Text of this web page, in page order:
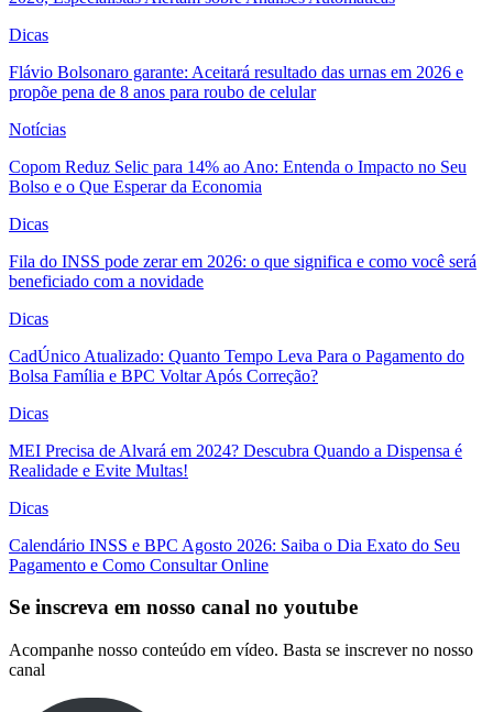
Dicas
Flávio Bolsonaro garante: Aceitará resultado das urnas em 2026 e
propõe pena de 8 anos para roubo de celular
Notícias
Copom Reduz Selic para 14% ao Ano: Entenda o Impacto no Seu
Bolso e o Que Esperar da Economia
Dicas
Fila do INSS pode zerar em 2026: o que significa e como você será
beneficiado com a novidade
Dicas
CadÚnico Atualizado: Quanto Tempo Leva Para o Pagamento do
Bolsa Família e BPC Voltar Após Correção?
Dicas
MEI Precisa de Alvará em 2024? Descubra Quando a Dispensa é
Realidade e Evite Multas!
Dicas
Calendário INSS e BPC Agosto 2026: Saiba o Dia Exato do Seu
Pagamento e Como Consultar Online
Se inscreva em nosso canal no youtube
Acompanhe nosso conteúdo em vídeo. Basta se inscrever no nosso
canal